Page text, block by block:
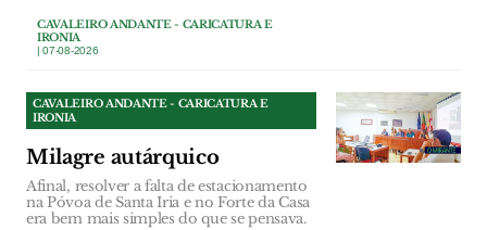
CAVALEIRO ANDANTE - CARICATURA E
IRONIA
| 07-08-2026
CAVALEIRO ANDANTE - CARICATURA E
IRONIA
Milagre autárquico
Afinal, resolver a falta de estacionamento
na Póvoa de Santa Iria e no Forte da Casa
era bem mais simples do que se pensava.